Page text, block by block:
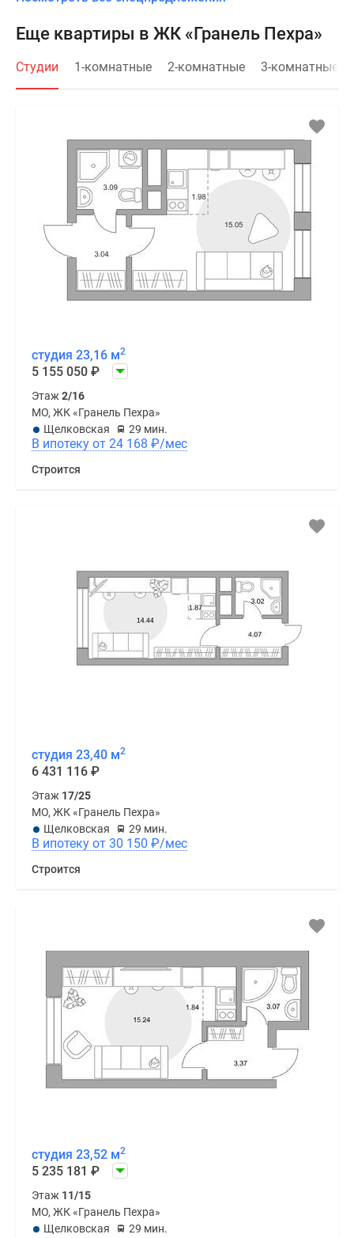
Еще квартиры в ЖК «Гранель Пехра»
Студии 1-комнатные 2-комнатные 3-комнатные
студия 23,16 м2
5 155 050 ₽
Этаж2/16
МО, ЖК «Гранель Пехра»
Щелковская
29 мин.
В ипотеку от 24 168 ₽/мес
Строится
студия 23,40 м2
6 431 116 ₽
Этаж 17/25
МО, ЖК «Гранель Пехра»
Щелковская
29 мин.
В ипотеку от 30 150 ₽/мес
Строится
студия 23,52 м2
5 235 181 ₽
Этаж 11/15
МО, ЖК «Гранель Пехра»
Щелковская
29 мин.